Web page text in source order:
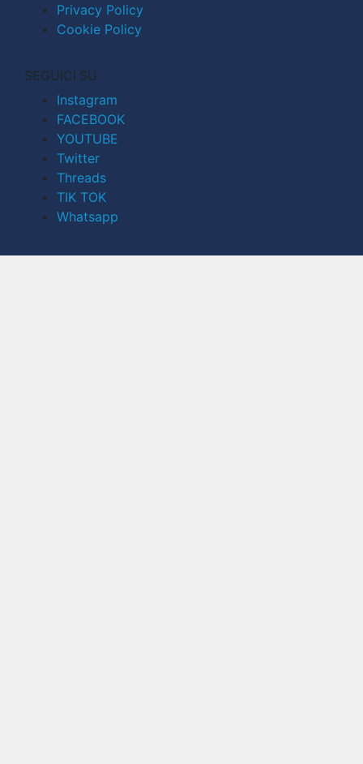
Privacy Policy
Cookie Policy
SEGUICI SU
Instagram
FACEBOOK
YOUTUBE
Twitter
Threads
TIK TOK
Whatsapp